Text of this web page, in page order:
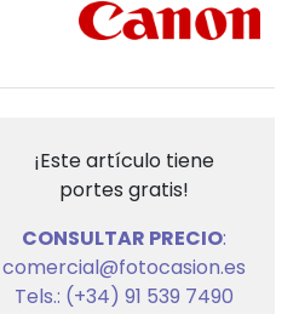
¡Este artículo tiene
portes gratis!
CONSULTAR PRECIO:
comercial@fotocasion.es
Tels.: (+34) 91 539 7490